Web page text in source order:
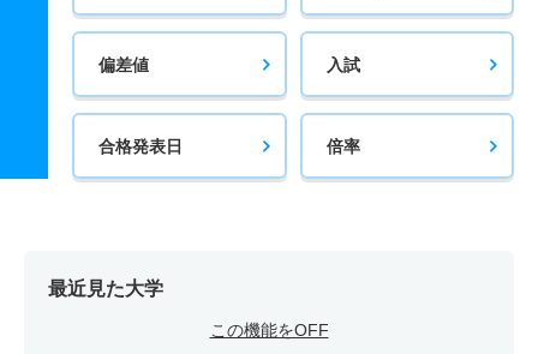
偏差値 入試
合格発表日 倍率
最近見た大学
この機能をOFF